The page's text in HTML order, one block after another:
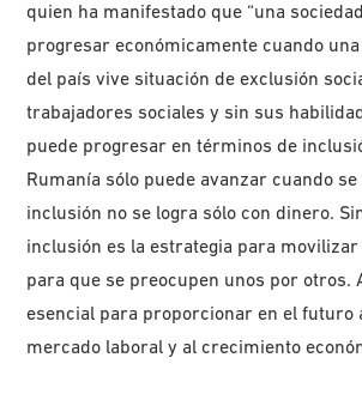
quien ha manifestado que “una
progresar económicamente cuando
del país vive situación de exclusión
trabajadores sociales y sin sus
puede progresar en términos de
Rumanía sólo puede avanzar cuando
inclusión no se logra sólo con dinero.
inclusión es la estrategia para movilizar
para que se preocupen unos por otros.
esencial para proporcionar en el futuro
mercado laboral y al crecimiento